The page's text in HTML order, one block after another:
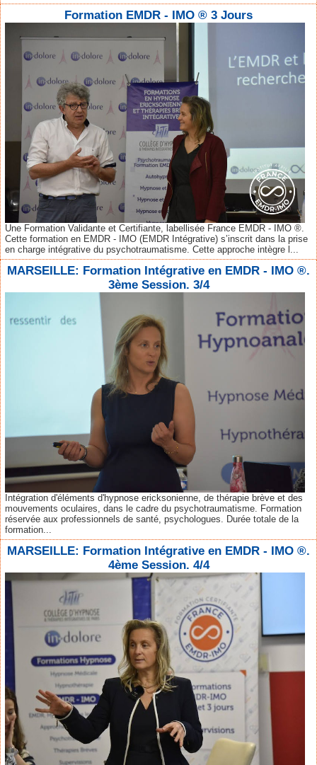
Formation EMDR - IMO ® 3 Jours
Une Formation Validante et Certifiante, labellisée France EMDR - IMO ®.
Cette formation en EMDR - IMO (EMDR Intégrative) s’inscrit dans la prise
en charge intégrative du psychotraumatisme. Cette approche intègre l...
MARSEILLE: Formation Intégrative en EMDR - IMO ®.
3ème Session. 3/4
Intégration d'éléments d'hypnose ericksonienne, de thérapie brève et des
mouvements oculaires, dans le cadre du psychotraumatisme. Formation
réservée aux professionnels de santé, psychologues. Durée totale de la
formation...
MARSEILLE: Formation Intégrative en EMDR - IMO ®.
4ème Session. 4/4